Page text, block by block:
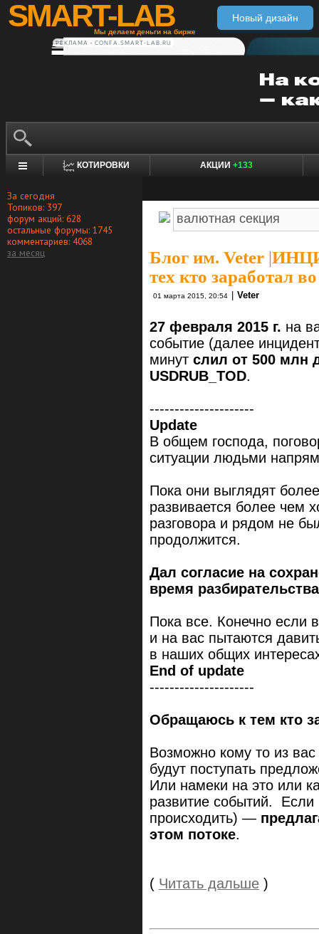
SMART-LAB
Мы делаем деньги на бирже
Новый дизайн
РЕКЛАМА • CONFA.SMART-LAB.RU
КОТИРОВКИ АКЦИИ +133
За сегодня
Топиков: 397
форум акций: 628
остальные форумы: 1745
комментариев: 4068
за месяц
Блог им. Veter |
тех кто заработал
01 марта 2015, 20:54 Veter
27 февраля 2015 г. на
событие (далее
минут слил от 500 млн
USDRUB_TOD.
---------------------
Update
В общем господа,
ситуации людьми
Пока они выглядят
развивается более чем
разговора и рядом не
продолжится.
Дал согласие на
время
Пока все. Конечно если
и на вас пытаются
в наших общих
End of update
---------------------
Обращаюсь к тем кто
Возможно кому то из
будут поступать
Или намеки на это или
развитие событий. Если
происходить) —
этом потоке.
( Читать дальше )